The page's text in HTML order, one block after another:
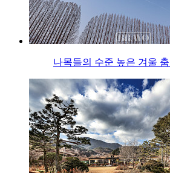
나목들의 수준 높은 겨울